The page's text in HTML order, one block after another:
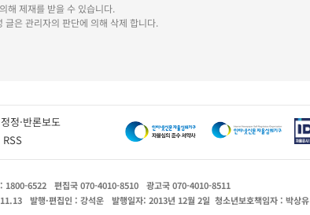
해 제재를 받을 수 있습니다.
은 관리자의 판단에 의해 삭제 합니다.
정정·반론보도
RSS
1800-6522 편집국 070-4010-8510
광고국 070-4010-8511
발행·편집인 : 강석운 발행일자: 2013년 12월 2일 청소년보호책임자 : 박상유